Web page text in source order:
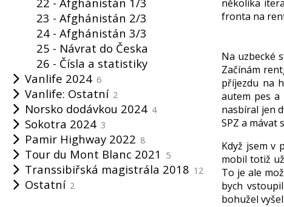
několika
fronta na
Na uzbecké
Začínám
příjezdu na
autem pes a
nasbíral jen
SPZ a
Když jsem v
mobil totiž
To je ale
bych
bohužel
23 - Afghánistán 2/3
24 - Afghánistán 3/3
25 - Návrat do Česka
26 - Čísla a statistiky
Vanlife 2024 6
Vanlife: Ostatní 2
Norsko dodávkou 2024 4
Sokotra 2024 3
Pamir Highway 2022 8
Tour du Mont Blanc 2021 5
Transsibiřská magistrála 2018 12
Ostatní 2